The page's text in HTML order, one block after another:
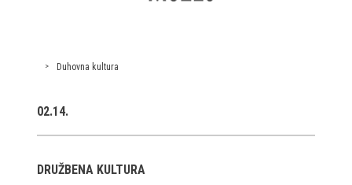
razstave
Občasne razstave
Gostovanja
Duhovna kultura
02.14.
DRUŽBENA KULTURA